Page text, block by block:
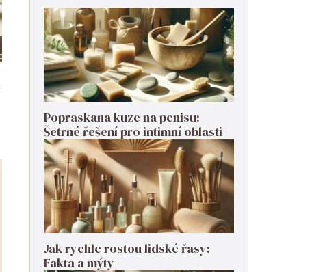
Popraskana kuze na penisu:
Šetrné řešení pro intimní oblasti
Jak rychle rostou lidské řasy:
Fakta a mýty